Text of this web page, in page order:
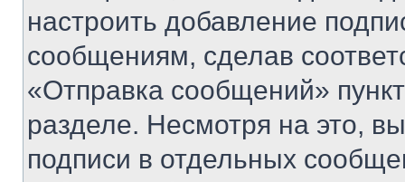
настроить добавление
сообщениям, сделав
«Отправка сообщений»
разделе. Несмотря на это,
подписи в отдельных